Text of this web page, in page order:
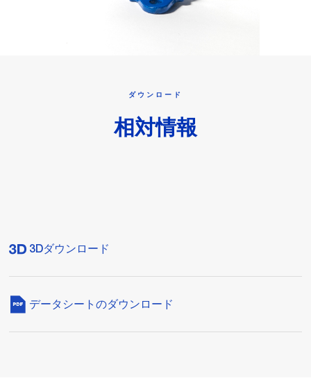
ダウンロード
相対情報
3Dダウンロード
データシートのダウンロード